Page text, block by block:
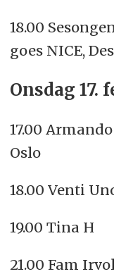
18.00
goes NICE,
Onsdag 17.
17.00
Oslo
18.00 Venti
19.00 Tina H
21.00 Fam